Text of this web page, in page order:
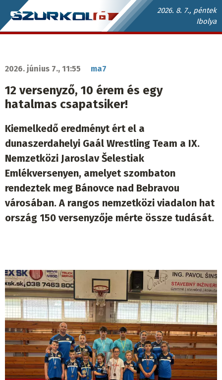
Ugrás
a
2026. 8. 7., péntek
Ibolya
Szurkoló.sk
navigáció
2026. június 7., 11:55 ma7
12 versenyző, 10 érem és egy
hatalmas csapatsiker!
Kiemelkedő eredményt ért el a
dunaszerdahelyi Gaál Wrestling Team a IX.
Nemzetközi Jaroslav Šelestiak
Emlékversenyen, amelyet szombaton
rendeztek meg Bánovce nad Bebravou
városában. A rangos nemzetközi viadalon hat
ország 150 versenyzője mérte össze tudását.